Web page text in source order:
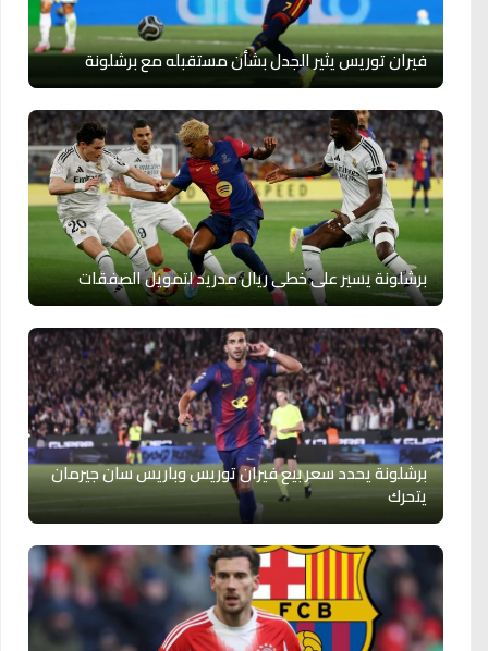
فيران توريس يثير الجدل بشأن مستقبله مع برشلونة
برشلونة يسير على خطى ريال مدريد لتمويل الصفقات
برشلونة يحدد سعر بيع فيران توريس وباريس سان جيرمان
يتحرك